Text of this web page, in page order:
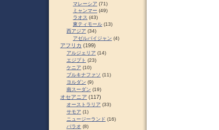
マレーシア (71)
ミャンマー (49)
ラオス (43)
東ティモール (13)
西アジア (34)
アゼルバイジャン (4)
アフリカ (199)
アルジェリア (14)
エジプト (23)
ケニア (10)
ブルキナファソ (11)
ヨルダン (9)
南スーダン (19)
オセアニア (117)
オーストラリア (33)
サモア (1)
ニュージーランド (16)
パラオ (8)